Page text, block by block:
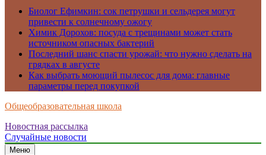
Биолог Ефимкин: сок петрушки и сельдерея могут
привести к солнечному ожогу
Химик Дорохов: посуда с трещинами может стать
источником опасных бактерий
Последний шанс спасти урожай: что нужно сделать на
грядках в августе
Как выбрать моющий пылесос для дома: главные
параметры перед покупкой
Общеобразовательная школа
Новостная рассылка
Случайные новости
Меню